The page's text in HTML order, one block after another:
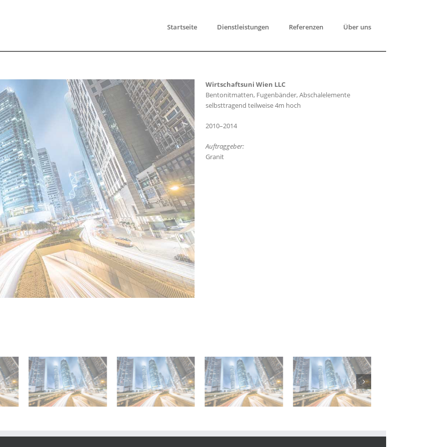
Startseite Dienstleistungen Referenzen Über uns
Wirtschaftsuni Wien LLC
Bentonitmatten, Fugenbänder, Abschalelemente
selbsttragend teilweise 4m hoch
2010–2014
Auftraggeber:
Granit
ÖBB
Konzernzentrale
Wohnhausanlage
Viertel 2
Wirtschaftsuniversität
Wien
Seestadt Aspern
Bauphase 1